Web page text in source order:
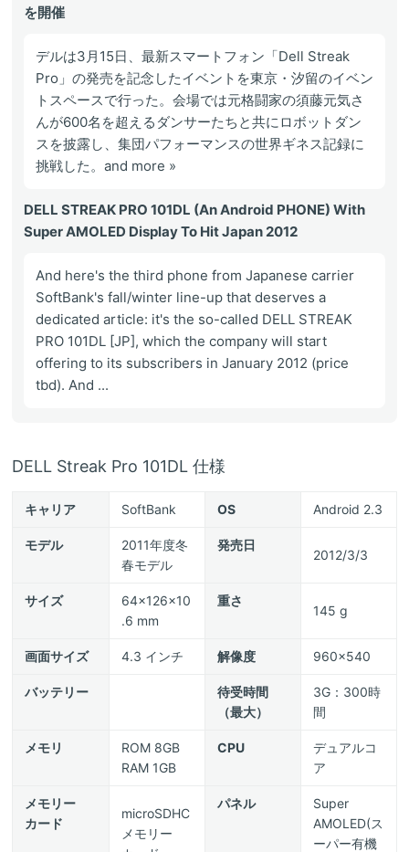
を開催
デルは3月15日、最新スマートフォン「Dell Streak
Pro」の発売を記念したイベントを東京・汐留のイベン
トスペースで行った。会場では元格闘家の須藤元気さ
んが600名を超えるダンサーたちと共にロボットダン
スを披露し、集団パフォーマンスの世界ギネス記録に
挑戦した。and more »
DELL STREAK PRO 101DL (An Android PHONE) With
Super AMOLED Display To Hit Japan 2012
And here's the third phone from Japanese carrier
SoftBank's fall/winter line-up that deserves a
dedicated article: it's the so-called DELL STREAK
PRO 101DL [JP], which the company will start
offering to its subscribers in January 2012 (price
tbd). And ...
DELL Streak Pro 101DL 仕様
キャリア SoftBank OS Android 2.3
モデル
2011年度冬
春モデル
発売日
2012/3/3
サイズ
64x126x10
.6 mm
重さ
145 g
画面サイズ 4.3 インチ 解像度 960x540
バッテリー
待受時間
（最大）
3G：300時
間
メモリ
ROM 8GB
RAM 1GB
CPU
デュアルコ
ア
メモリー
カード
microSDHC
メモリー
パネル
Super
AMOLED(ス
ーパー有機